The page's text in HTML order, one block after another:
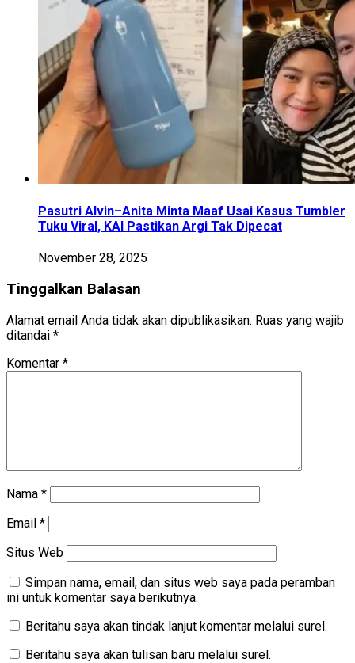
Pasutri Alvin–Anita Minta Maaf Usai Kasus Tumbler
Tuku Viral, KAI Pastikan Argi Tak Dipecat
November 28, 2025
Tinggalkan Balasan
Alamat email Anda tidak akan dipublikasikan. Ruas yang wajib
ditandai *
Komentar *
Nama *
Email *
Situs Web
Simpan nama, email, dan situs web saya pada peramban
ini untuk komentar saya berikutnya.
Beritahu saya akan tindak lanjut komentar melalui surel.
Beritahu saya akan tulisan baru melalui surel.